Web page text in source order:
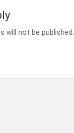
will not be published.